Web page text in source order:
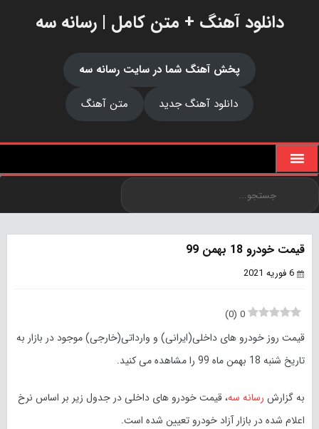
دانلود آهنگ + متن کامل | رسانه سه
پخش آهنگ شما در سایت رسانه سه
دانلود آهنگ جدید
متن آهنگ
قیمت خودرو 18 بهمن 99
6 فوریه 2021
0
(
0
)
قیمت روز خودرو های داخلی(ایرانی) و وارداتی(خارجی) موجود در بازار به
تاریخ شنبه 18 بهمن ماه 99 را مشاهده می کنید.
به گزارش رسانه سه، قیمت خودرو های داخلی در جدول زیر بر اساس نرخ
اعلام شده در بازار آزاد خودرو تعیین شده است.